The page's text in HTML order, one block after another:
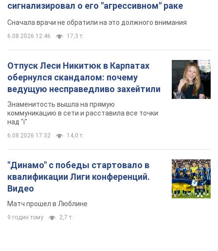
сигнализировал о его "агрессивном" раке
Сначала врачи не обратили на это должного внимания
6.08.2026 12:46 17,3 т.
Отпуск Леси Никитюк в Карпатах
обернулся скандалом: почему
ведущую несправедливо захейтили
Знаменитость вышла на прямую
коммуникацию в сети и расставила все точки
над "i"
6.08.2026 17:32 14,0 т.
"Динамо" с победы стартовало в
квалификации Лиги конференций.
Видео
Матч прошел в Люблине
9 годин тому 2,7 т.